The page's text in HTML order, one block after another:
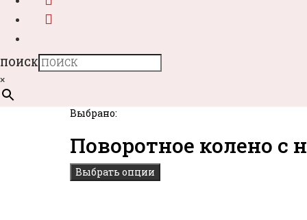
ПОИСК
×
Выбрано:
Поворотное колено с
Выбрать опции